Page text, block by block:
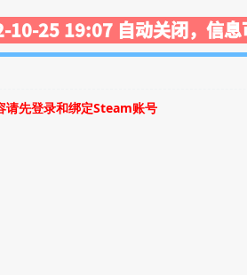
25 19:07 自动关闭，信息
请先登录和绑定Steam账号